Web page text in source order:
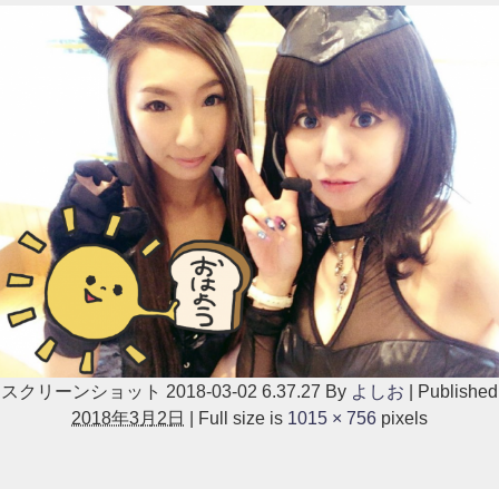
スクリーンショット 2018-03-02 6.37.27 By よしお
Published
2018年3月2日
Full size is 1015 × 756 pixels